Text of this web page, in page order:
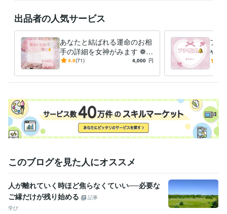
出品者の人気サービス
あなたと結ばれる運命のお相
手の詳細を女神がみます ❁メ
ッセージ版❁恋愛❁結婚❁出
4.9(71) 4,000 円
プチ
やカ
分
このブログを見た人にオススメ
人が離れていく時ほど焦らなくていい──必要な
ご縁だけが残り始める
記事
学び